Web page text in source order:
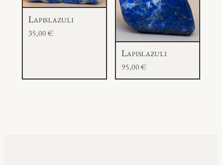
Lapislazuli
35,00€
Lapislazuli
95,00€